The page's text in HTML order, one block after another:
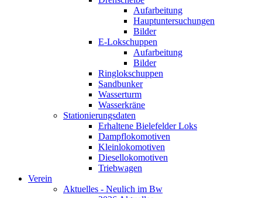
Aufarbeitung
Hauptuntersuchungen
Bilder
E-Lokschuppen
Aufarbeitung
Bilder
Ringlokschuppen
Sandbunker
Wasserturm
Wasserkräne
Stationierungsdaten
Erhaltene Bielefelder Loks
Dampflokomotiven
Kleinlokomotiven
Diesellokomotiven
Triebwagen
Verein
Aktuelles - Neulich im Bw